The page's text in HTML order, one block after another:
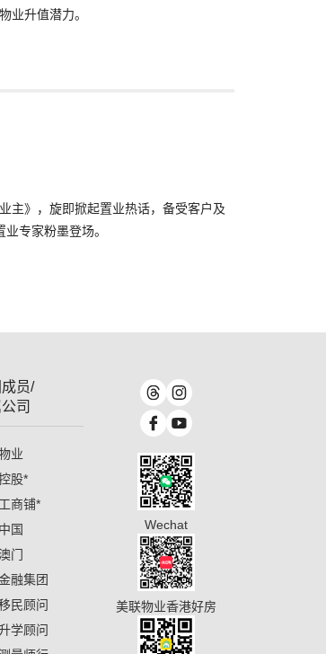
业升值潜力。
主》，旋即掀起置业热话，备受客户及
专家粉墨登场。
员/
司
业
股*
商铺*
国
门
融集团
民顾问
学顾问
Wechat
美联物业香港好房